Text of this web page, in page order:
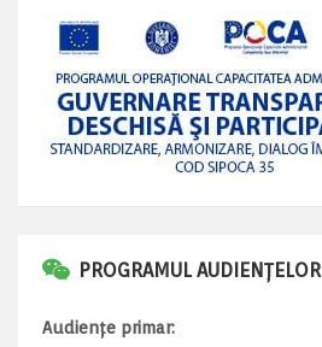
PROGRAMUL AUDIENȚELOR
Audiențe primar: